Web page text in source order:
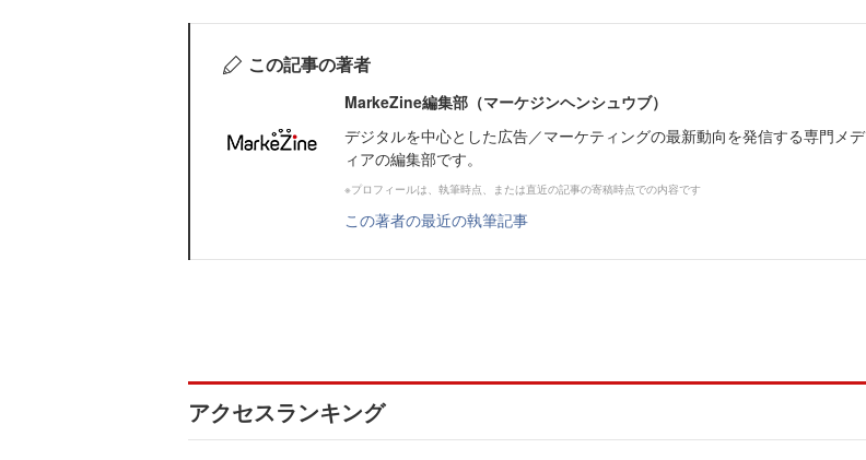
この記事の著者
MarkeZine編集部（マーケジンヘンシュウブ）
デジタルを中心とした広告／マーケティングの最新動向を発信する専門メデ
ィアの編集部です。
※プロフィールは、執筆時点、または直近の記事の寄稿時点での内容です
この著者の最近の執筆記事
アクセスランキング